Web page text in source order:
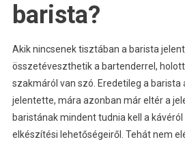
barista?
Akik nincsenek tisztában a barista
összetéveszthetik a bartenderrel,
szakmáról van szó. Eredetileg a barista
jelentette, mára azonban már eltér a
baristának mindent tudnia kell a
elkészítési lehetőségeiről. Tehát nem